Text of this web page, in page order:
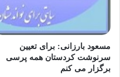
مسعود بارزانی: برای تعیین
سرنوشت کردستان همه پرسی
برگزار می کنم